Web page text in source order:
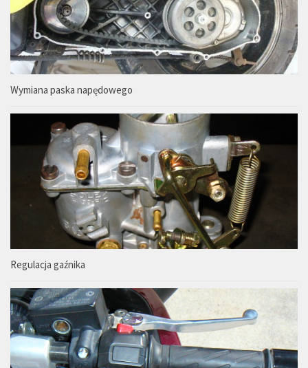
Wymiana paska napędowego
Regulacja gaźnika